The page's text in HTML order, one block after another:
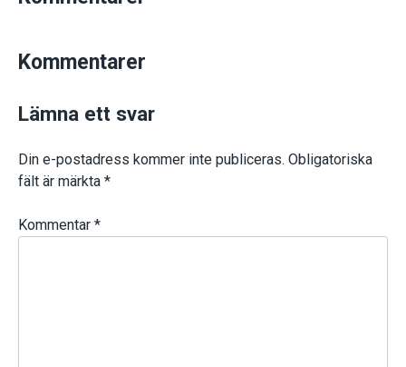
Kommentarer
Lämna ett svar
Din e-postadress kommer inte publiceras. Obligatoriska
fält är märkta *
Kommentar *